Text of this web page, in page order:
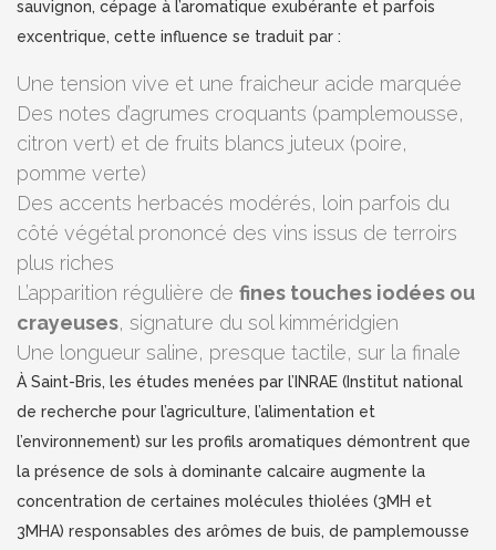
sauvignon, cépage à l’aromatique exubérante et parfois
excentrique, cette influence se traduit par :
Une tension vive et une fraicheur acide marquée
Des notes d’agrumes croquants (pamplemousse,
citron vert) et de fruits blancs juteux (poire,
pomme verte)
Des accents herbacés modérés, loin parfois du
côté végétal prononcé des vins issus de terroirs
plus riches
L’apparition régulière de fines touches iodées ou
crayeuses, signature du sol kimméridgien
Une longueur saline, presque tactile, sur la finale
À Saint-Bris, les études menées par l’INRAE (Institut national
de recherche pour l’agriculture, l’alimentation et
l’environnement) sur les profils aromatiques démontrent que
la présence de sols à dominante calcaire augmente la
concentration de certaines molécules thiolées (3MH et
3MHA) responsables des arômes de buis, de pamplemousse